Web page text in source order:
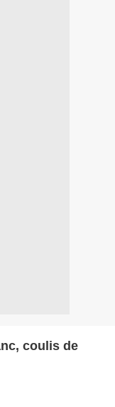
coulis de